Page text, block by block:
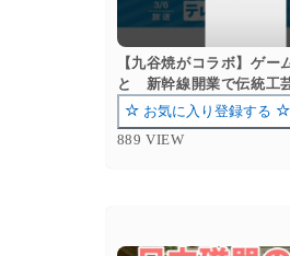
【九谷焼がコラボ】ゲー
と 新幹線開業で伝統工
お気に入り登録する
889 VIEW